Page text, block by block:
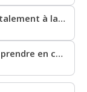
Se préparer mentalement à la retraite
Sept éléments à prendre en considération lorsque l’on envisage de s’installer en résidence